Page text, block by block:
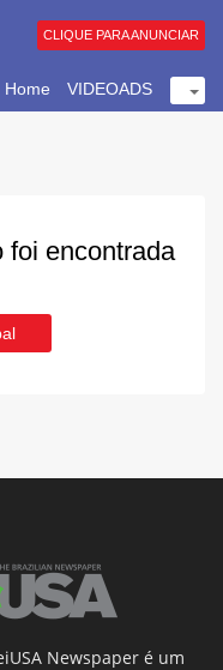
Home VIDEOADS
CLIQUE PARA ANUNCIAR
foi encontrada
Newspaper é um